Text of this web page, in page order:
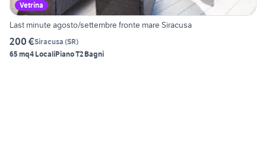
Vetrina
Last minute agosto/settembre fronte mare Siracusa
200 €Siracusa (SR)
65 mq4 LocaliPiano T2 Bagni